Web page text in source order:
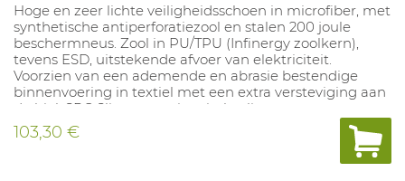
Hoge en zeer lichte veiligheidsschoen in microfiber, met
synthetische antiperforatiezool en stalen 200 joule
beschermneus. Zool in PU/TPU (Infinergy zoolkern),
tevens ESD, uitstekende afvoer van elektriciteit.
Voorzien van een ademende en abrasie bestendige
binnenvoering in textiel met een extra versteviging aan
de hiel. SRC Slipvast, antistatisch, olie- en
brandstofbestendig. De gepolsterde tong en schacht
bieden hoog draagcomfort en voorkomen de vorming
103,30 €